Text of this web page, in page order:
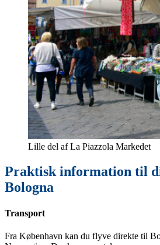
Lille del af La Piazzola Markedet
Praktisk information til
Bologna
Transport
Fra København kan du flyve direkte til